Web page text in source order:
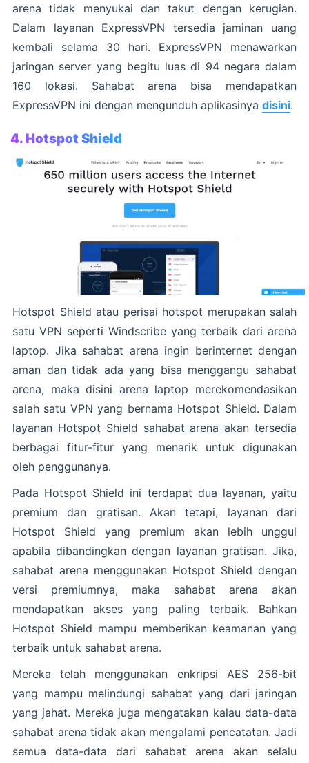
arena tidak menyukai dan takut dengan kerugian.
Dalam layanan ExpressVPN tersedia jaminan uang
kembali selama 30 hari. ExpressVPN menawarkan
jaringan server yang begitu luas di 94 negara dalam
160 lokasi. Sahabat arena bisa mendapatkan
ExpressVPN ini dengan mengunduh aplikasinya disini.
4. Hotspot Shield
Hotspot Shield atau perisai hotspot merupakan salah
satu VPN seperti Windscribe yang terbaik dari arena
laptop. Jika sahabat arena ingin berinternet dengan
aman dan tidak ada yang bisa menggangu sahabat
arena, maka disini arena laptop merekomendasikan
salah satu VPN yang bernama Hotspot Shield. Dalam
layanan Hotspot Shield sahabat arena akan tersedia
berbagai fitur-fitur yang menarik untuk digunakan
oleh penggunanya.
Pada Hotspot Shield ini terdapat dua layanan, yaitu
premium dan gratisan. Akan tetapi, layanan dari
Hotspot Shield yang premium akan lebih unggul
apabila dibandingkan dengan layanan gratisan. Jika,
sahabat arena menggunakan Hotspot Shield dengan
versi premiumnya, maka sahabat arena akan
mendapatkan akses yang paling terbaik. Bahkan
Hotspot Shield mampu memberikan keamanan yang
terbaik untuk sahabat arena.
Mereka telah menggunakan enkripsi AES 256-bit
yang mampu melindungi sahabat yang dari jaringan
yang jahat. Mereka juga mengatakan kalau data-data
sahabat arena tidak akan mengalami pencatatan. Jadi
semua data-data dari sahabat arena akan selalu